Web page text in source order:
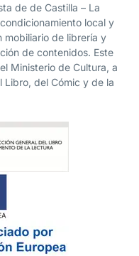
de de Castilla – La
local y
mobiliario de librería y
de contenidos. Este
Ministerio de Cultura, a
Libro, del Cómic y de la